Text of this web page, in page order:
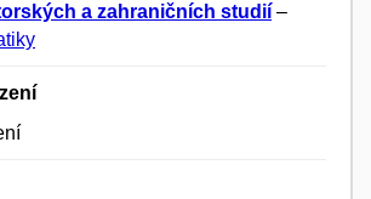
a zahraničních studií –